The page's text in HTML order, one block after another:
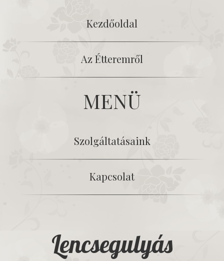
Kezdőoldal
Az Étteremről
MENÜ
Szolgáltatásaink
Kapcsolat
Lencsegulyás